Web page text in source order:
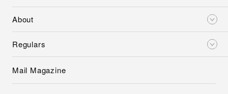
About
Regulars
Mail Magazine